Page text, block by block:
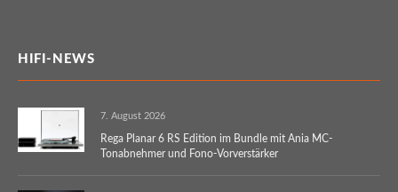
HIFI-NEWS
7. August 2026
Rega Planar 6 RS Edition im Bundle mit Ania MC-
Tonabnehmer und Fono-Vorverstärker